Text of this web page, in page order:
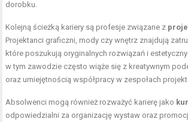
dorobku.
Kolejną ścieżką kariery są profesje związane z
Projektanci graficzni, mody czy wnętrz znajdują
które poszukują oryginalnych rozwiązań i
w tym zawodzie często wiąże się z kreatywnym
oraz umiejętnością współpracy w zespołach
Absolwenci mogą również rozważyć karierę jako
odpowiedzialni za organizację wystaw oraz